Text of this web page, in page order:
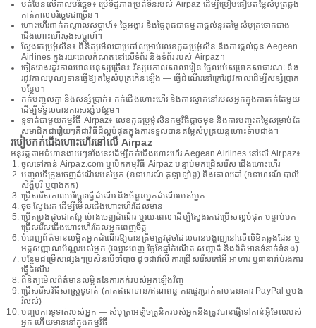
បត់បែនលើកាលបរិច្ឆេទ៖ ប្រើទិដ្ឋភាពប្រតិទិនរបស់ Airpaz ដើម្បីប្រៀបធៀបតម្លៃសំបុត្រឆ្លង
កាត់កាលបរិច្ឆេទជាច្រើន។
ហោះហើរពាក់កណ្តាលសប្តាហ៍៖ ថ្ងៃអង្គារ និងថ្ងៃពុធជាធម្មតាផ្តល់នូវតម្លៃសំបុត្រថោកជាង
ជើងហោះហើរចុងសប្តាហ៍។
ស្វែងរកប្រូម៉ូសិន៖ ពិនិត្យមើលជាប្រចាំសម្រាប់លេខកូដប្រូម៉ូសិន និងការផ្តល់ជូន Aegean
Airlines ក្នុងរយៈពេលកំណត់នៅលើទំព័រ និងទំព័រ របស់ Airpaz។
ចៀសវាងរដូវកាលមានមនុស្សច្រើន៖ វិស្សមកាលសាលារៀន ថ្ងៃឈប់សម្រាកសាធារណៈ និង
រដូវកាលបុណ្យទានធ្វើឱ្យតម្លៃសំបុត្រកើនឡើង — ធ្វើដំណើរនៅក្រៅរដូវកាលដើម្បីសន្សំប្រាក់
បន្ថែម។
កក់បញ្ចូលគ្នា និងសន្សំប្រាក់៖ កក់ជើងហោះហើរ និងការស្នាក់នៅរបស់អ្នកក្នុងការកក់តែមួយ
ដើម្បីទទួលបានការសន្សំបន្ថែម។
ទូទាត់ជាមួយកម្មវិធី Airpaz៖ លេខកូដប្រូម៉ូសិនកម្មវិធីផ្តាច់មុខ និងការបញ្ចុះតម្លៃសម្រាប់តែ
សមាជិកជារឿយៗគឺជាវិធីដ៏ល្អបំផុតក្នុងការទទួលបានតម្លៃសំបុត្រយន្តហោះទាបជាង។
របៀបកក់ជើងហោះហើរនៅលើ Airpaz
អនុវត្តតាមជំហានងាយៗទាំងនេះដើម្បីកក់ជើងហោះហើរ Aegean Airlines នៅលើ Airpaz៖
ចូលទៅកាន់ Airpaz.com ឬបើកកម្មវិធី Airpaz បន្ទាប់មកជ្រើសរើស ជើងហោះហើរ
បញ្ចូលទីក្រុងចេញដំណើររបស់អ្នក (ឧទាហរណ៍ គូឡាឡាំពួ) និងគោលដៅ (ឧទាហរណ៍ បាលី
សិង្ហបុរី ឬបាងកក)
ជ្រើសរើសកាលបរិច្ឆេទធ្វើដំណើរ និងចំនួនអ្នកដំណើររបស់អ្នក
ចុច ស្វែងរក ដើម្បីមើលជើងហោះហើរដែលមាន
ប្រើតម្រងដូចជាតម្លៃ ម៉ោងចេញដំណើរ ឬរយៈពេល ដើម្បីស្វែងរកជម្រើសល្អបំផុត បន្ទាប់មក
ជ្រើសរើសជើងហោះហើរដែលអ្នកពេញចិត្ត
បំពេញព័ត៌មានលម្អិតអ្នកដំណើរឱ្យបានត្រឹមត្រូវដូចដែលបានបង្ហាញនៅលើលិខិតឆ្លងដែន ឬ
អត្តសញ្ញាណប័ណ្ណរបស់អ្នក (ឈ្មោះពេញ ថ្ងៃខែឆ្នាំកំណើត សញ្ជាតិ និងព័ត៌មានទំនាក់ទំនង)
បន្ថែមជម្រើសផ្សេងៗប្រសិនបើចាំបាច់ ដូចជាវ៉ាលី ការជ្រើសរើសកៅអី អាហារ ឬធានារ៉ាប់រងការ
ធ្វើដំណើរ
ពិនិត្យមើលព័ត៌មានលម្អិតនៃការកក់របស់អ្នកឡើងវិញ
ជ្រើសរើសវិធីសាស្រ្តទូទាត់ (កាតឥណទាន/ឥណពន្ធ ការផ្ទេរប្រាក់តាមធនាគារ PayPal ឬបង់
រំលស់)
បញ្ចប់ការទូទាត់របស់អ្នក — សំបុត្រអេឡិចត្រូនិករបស់អ្នកនឹងត្រូវបានផ្ញើទៅកាន់អ៊ីមែលរបស់
អ្នក ហើយមាននៅក្នុងកម្មវិធី